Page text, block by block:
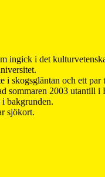
ingick i det
i skogsgläntan och ett
sommaren 2003 utantill i
bakgrunden.
sjökort.